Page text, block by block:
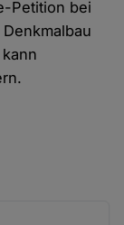
Petition bei